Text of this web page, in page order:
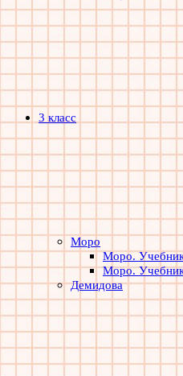
3 класс
Моро
Моро.
Моро.
Демидова